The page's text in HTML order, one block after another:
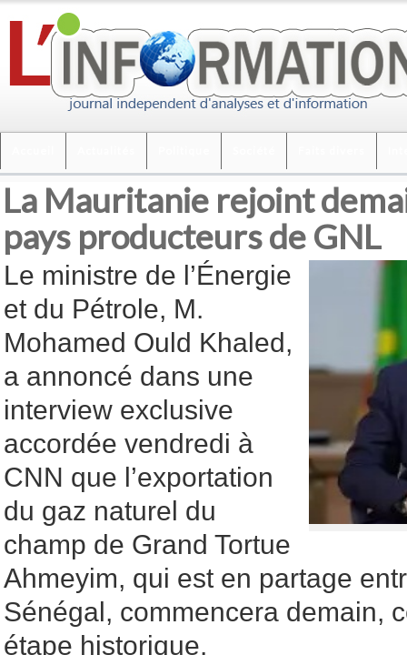
La Mauritanie rejoint
pays producteurs de GNL
Le ministre de l’Énergie
et du Pétrole, M.
Mohamed Ould Khaled,
a annoncé dans une
interview exclusive
accordée vendredi à
CNN que l’exportation
du gaz naturel du
champ de Grand Tortue
Ahmeyim, qui est en partage
Sénégal, commencera demain,
étape historique.